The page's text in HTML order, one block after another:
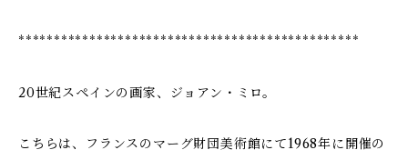
************************************************
20世紀スペインの画家、ジョアン・ミロ。
こちらは、フランスのマーグ財団美術館にて1968年に開催の